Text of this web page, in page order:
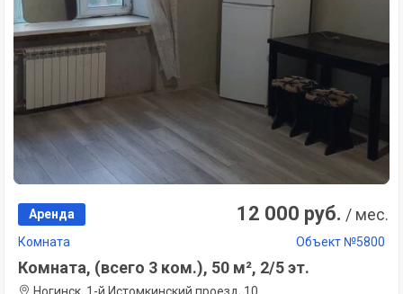
Аренда 12 000 руб. / мес.
Комната Объект №5800
Комната, (всего 3 ком.), 50 м², 2/5 эт.